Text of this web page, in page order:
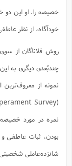
خصیصه را. او این دو
خودآگاه،‌ از نظر
روش فلاناگان از
چندبُعدی دیگری به
نمونه از
نمره در مورد
بودن،‌ ثبات عاطفی
شانزده‌عاملی